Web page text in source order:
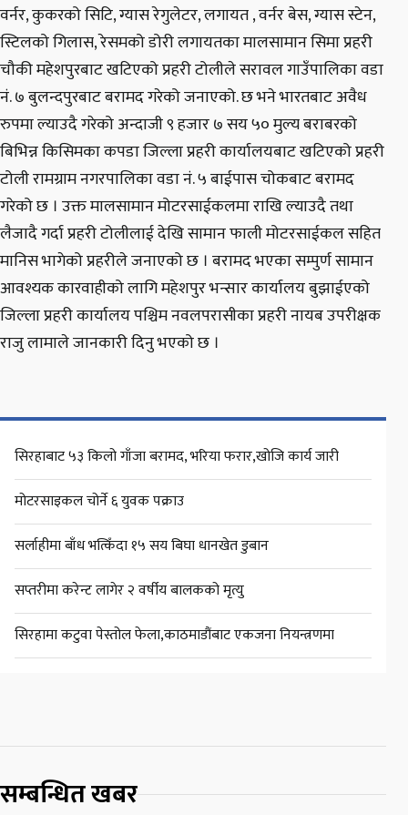
वर्नर, कुकरको सिटि, ग्यास रेगुलेटर, लगायत , वर्नर बेस, ग्यास स्टेन,
स्टिलको गिलास, रेसमको डोरी लगायतका मालसामान सिमा प्रहरी
चौकी महेशपुरबाट खटिएको प्रहरी टोलीले सरावल गाउँपालिका वडा
नं. ७ बुलन्दपुरबाट बरामद गरेको जनाएको. छ भने भारतबाट अवैध
रुपमा ल्याउदै गरेको अन्दाजी ९ हजार ७ सय ५० मुल्य बराबरको
बिभिन्न किसिमका कपडा जिल्ला प्रहरी कार्यालयबाट खटिएको प्रहरी
टोली रामग्राम नगरपालिका वडा नं. ५ बाईपास चोकबाट बरामद
गरेको छ । उक्त मालसामान मोटरसाईकलमा राखि ल्याउदै तथा
लैजादै गर्दा प्रहरी टोलीलाई देखि सामान फाली मोटरसाईकल सहित
मानिस भागेको प्रहरीले जनाएको छ । बरामद भएका सम्पुर्ण सामान
आवश्यक कारवाहीको लागि महेशपुर भन्सार कार्यालय बुझाईएको
जिल्ला प्रहरी कार्यालय पश्चिम नवलपरासीका प्रहरी नायब उपरीक्षक
राजु लामाले जानकारी दिनु भएको छ ।
सिरहाबाट ५३ किलो गाँजा बरामद, भरिया फरार,खोजि कार्य जारी
मोटरसाइकल चोर्ने ६ युवक पक्राउ
सर्लाहीमा बाँध भत्किँदा १५ सय बिघा धानखेत डुबान
सप्तरीमा करेन्ट लागेर २ वर्षीय बालकको मृत्यु
सिरहामा कटुवा पेस्तोल फेला,काठमाडौंबाट एकजना नियन्त्रणमा
सम्बन्धित खबर